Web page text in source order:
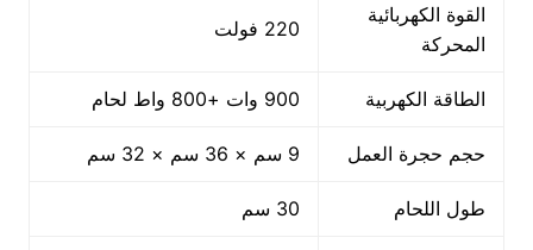
القوة الكهربائية
المحركة
220 فولت
الطاقة الكهربية 900 وات +800 واط لحام
حجم حجرة العمل 9 سم × 36 سم × 32 سم
طول اللحام 30 سم